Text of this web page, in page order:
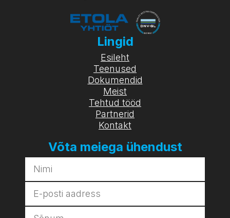
Lingid
Esileht
Teenused
Dokumendid
Meist
Tehtud tööd
Partnerid
Kontakt
Võta meiega ühendust